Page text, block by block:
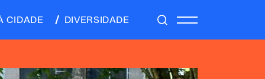
CIDADE DIVERSIDADE